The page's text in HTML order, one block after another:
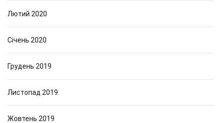
Лютий 2020
Січень 2020
Грудень 2019
Листопад 2019
Жовтень 2019